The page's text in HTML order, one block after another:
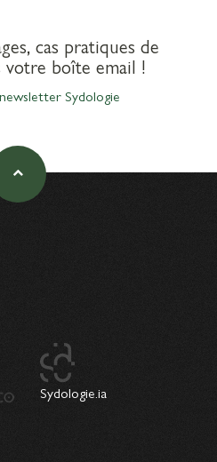
cas pratiques de
votre boîte email !
Sydologie
Sydologie.ia